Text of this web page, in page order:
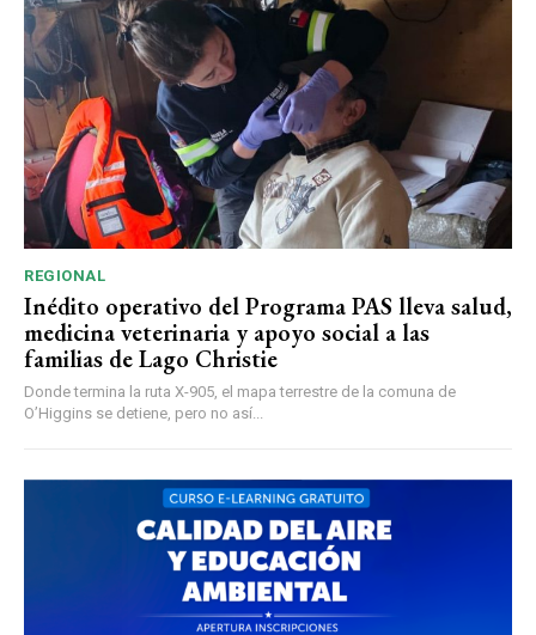
REGIONAL
Inédito operativo del Programa PAS lleva salud,
medicina veterinaria y apoyo social a las
familias de Lago Christie
Donde termina la ruta X-905, el mapa terrestre de la comuna de
O’Higgins se detiene, pero no así...